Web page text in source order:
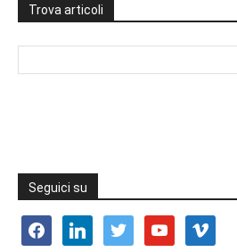
Trova articoli
Seguici su
facebooklinkedin twitter youtube vimeo